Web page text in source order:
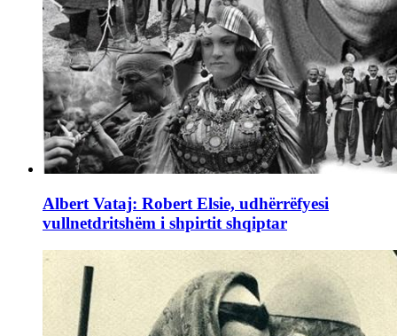
Albert Vataj: Robert Elsie, udhërrëfyesi
vullnetdritshëm i shpirtit shqiptar